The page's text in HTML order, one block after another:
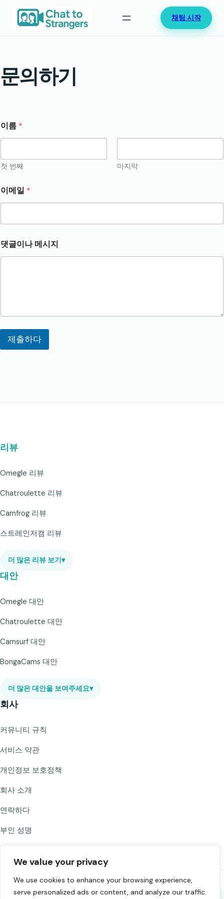
We value your privacy
We use cookies to enhance your browsing experience,
serve personalized ads or content, and analyze our traffic.
로
채팅 시작
문의하기
이름 *
첫 번째 마지막
이메일 *
*
*
댓글이나 메시지
제출하다
리뷰
Omegle 리뷰
Chatroulette 리뷰
Camfrog 리뷰
스트레인저캠 리뷰
더 많은 리뷰 보기 ▾
대안
Omegle 대안
Chatroulette 대안
Camsurf 대안
BongaCams 대안
더 많은 대안을 보여주세요▾
회사
커뮤니티 규칙
서비스 약관
개인정보 보호정책
회사 소개
연락하다
부인 성명
Chat to Strangers를 공유하세요